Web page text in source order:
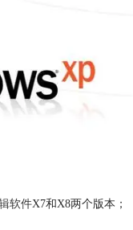
软件X7和X8两个版本；